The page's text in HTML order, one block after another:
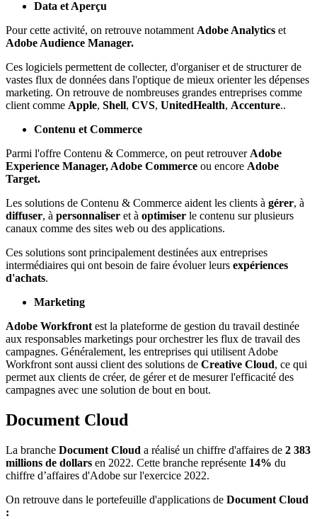
Data et Aperçu
Pour cette activité, on retrouve notamment Adobe Analytics et
Adobe Audience Manager.
Ces logiciels permettent de collecter, d'organiser et de structurer de
vastes flux de données dans l'optique de mieux orienter les dépenses
marketing. On retrouve de nombreuses grandes entreprises comme
client comme Apple, Shell, CVS, UnitedHealth, Accenture..
Contenu et Commerce
Parmi l'offre Contenu & Commerce, on peut retrouver Adobe
Experience Manager, Adobe Commerce ou encore Adobe
Target.
Les solutions de Contenu & Commerce aident les clients à gérer, à
diffuser, à personnaliser et à optimiser le contenu sur plusieurs
canaux comme des sites web ou des applications.
Ces solutions sont principalement destinées aux entreprises
intermédiaires qui ont besoin de faire évoluer leurs expériences
d'achats.
Marketing
Adobe Workfront est la plateforme de gestion du travail destinée
aux responsables marketings pour orchestrer les flux de travail des
campagnes. Généralement, les entreprises qui utilisent Adobe
Workfront sont aussi client des solutions de Creative Cloud, ce qui
permet aux clients de créer, de gérer et de mesurer l'efficacité des
campagnes avec une solution de bout en bout.
Document Cloud
La branche Document Cloud a réalisé un chiffre d'affaires de 2 383
millions de dollars en 2022. Cette branche représente 14% du
chiffre d’affaires d'Adobe sur l'exercice 2022.
On retrouve dans le portefeuille d'applications de Document Cloud
: